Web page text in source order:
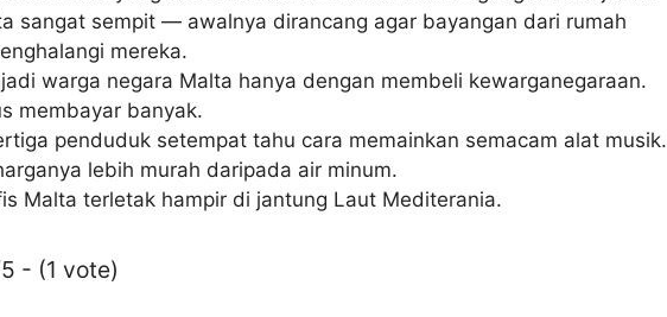
sangat sempit — awalnya dirancang agar bayangan dari rumah
mereka.
warga negara Malta hanya dengan membeli kewarganegaraan.
membayar banyak.
penduduk setempat tahu cara memainkan semacam alat musik.
lebih murah daripada air minum.
Malta terletak hampir di jantung Laut Mediterania.
- (1 vote)